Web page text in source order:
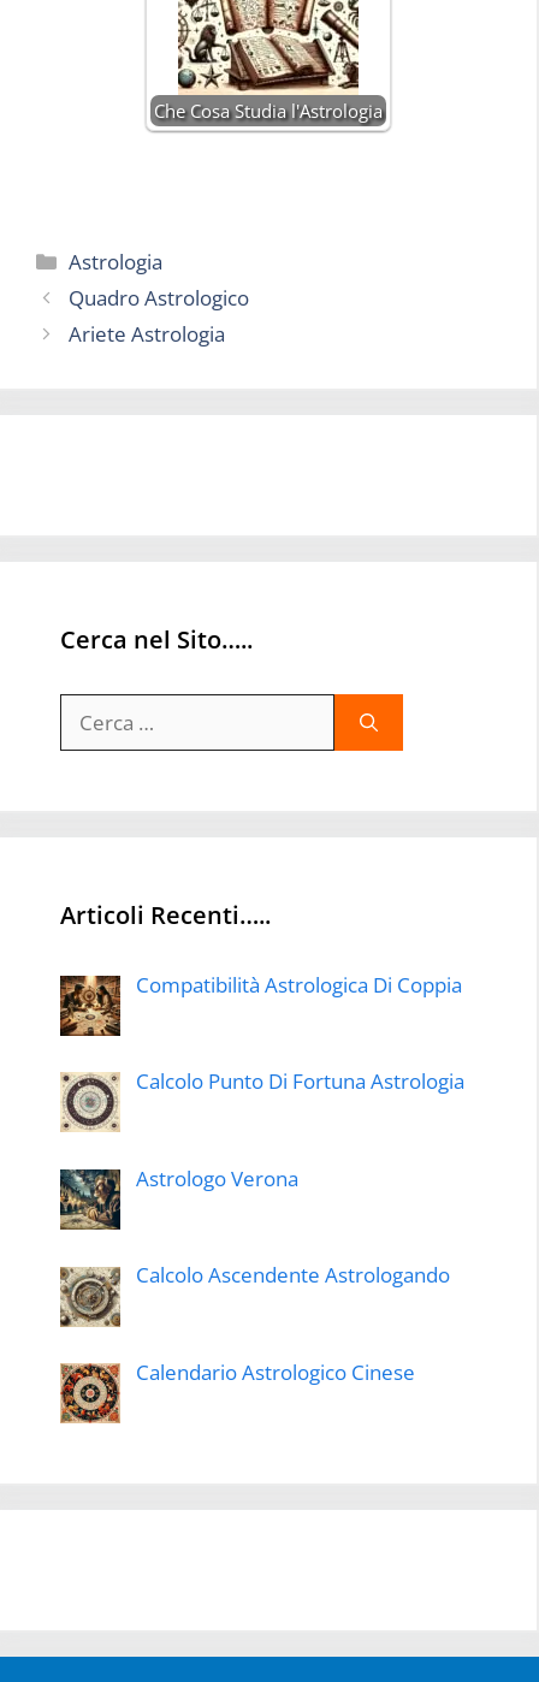
Che Cosa Studia l'Astrologia
Categorie
Astrologia
Quadro Astrologico
Ariete Astrologia
Cerca nel Sito…..
per:
Articoli Recenti…..
Compatibilità Astrologica Di Coppia
Calcolo Punto Di Fortuna Astrologia
Astrologo Verona
Calcolo Ascendente Astrologando
Calendario Astrologico Cinese